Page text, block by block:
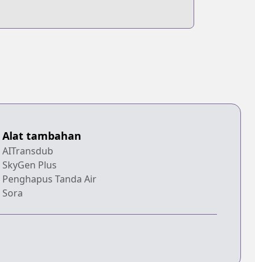
Alat tambahan
AITransdub
SkyGen Plus
Penghapus Tanda Air
Sora